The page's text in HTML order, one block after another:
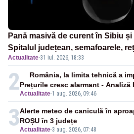
Pană masivă de curent în Sibiu
Spitalul județean, semafoarele,
grav afectate
Actualitate·31 iul. 2026, 18:33
2Actualitate-1 aug. 2026, 09:46
România, la limita tehnică a
Prețurile cresc alarmant - Analiză
3Actualitate-3 aug. 2026, 07:48
Alerte meteo de caniculă în
ROȘU în 3 județe